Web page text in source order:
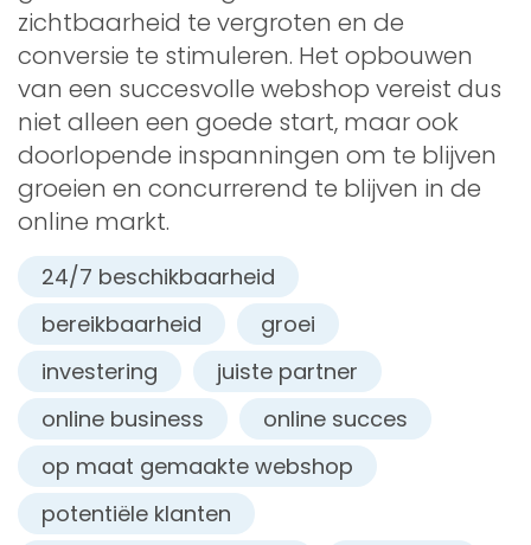
zichtbaarheid te vergroten en de
conversie te stimuleren. Het opbouwen
van een succesvolle webshop vereist dus
niet alleen een goede start, maar ook
doorlopende inspanningen om te blijven
groeien en concurrerend te blijven in de
online markt.
24/7 beschikbaarheid
bereikbaarheid
groei
investering
juiste partner
online business
online succes
op maat gemaakte webshop
potentiële klanten